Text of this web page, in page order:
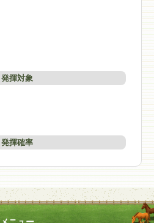
発揮対象
発揮確率